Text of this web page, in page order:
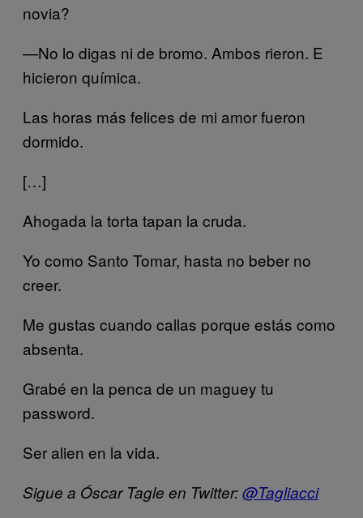
novia?
—No lo digas ni de bromo. Ambos rieron. E
hicieron química.
Las horas más felices de mi amor fueron
dormido.
[…]
Ahogada la torta tapan la cruda.
Yo como Santo Tomar, hasta no beber no
creer.
Me gustas cuando callas porque estás como
absenta.
Grabé en la penca de un maguey tu
password.
Ser alien en la vida.
Sigue a Óscar Tagle en Twitter:@Tagliacci